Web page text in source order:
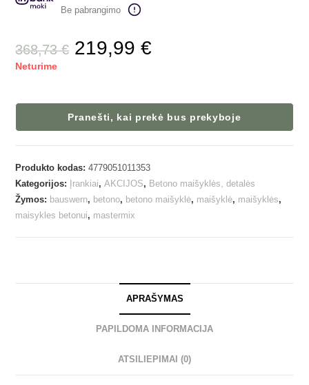
Be pabrangimo
368,73€ 219,99€
Neturime
Pranešti, kai prekė bus prekyboje
Produkto kodas:4779051011353
Kategorijos:
Įrankiai,AKCIJOS, Betono maišyklės, detalės
Žymos: bauswern, betono, betono maišyklė, maišyklė, maišyklės,
maisykles betonui, mastermix
APRAŠYMAS
PAPILDOMA INFORMACIJA
ATSILIEPIMAI (0)